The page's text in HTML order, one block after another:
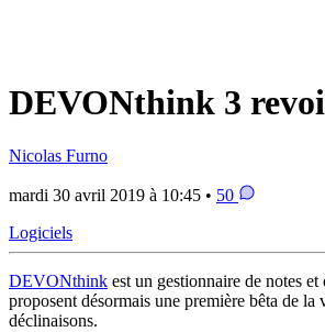
DEVONthink 3
Nicolas Furno
mardi 30 avril 2019 à 10:45 • 50
Logiciels
DEVONthink est un gestionnaire de notes
proposent désormais une première bêta de
déclinaisons.